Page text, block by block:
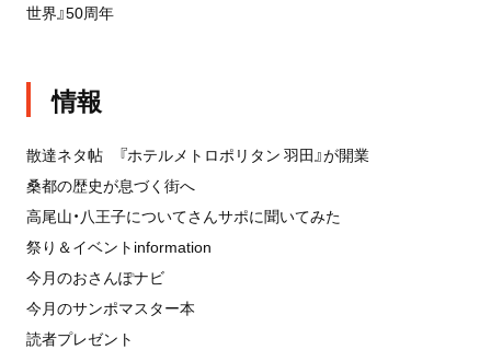
世界』50周年
情報
散達ネタ帖 『ホテルメトロポリタン 羽田』が開業
桑都の歴史が息づく街へ
高尾山・八王子についてさんサポに聞いてみた
祭り＆イベントinformation
今月のおさんぽナビ
今月のサンポマスター本
読者プレゼント